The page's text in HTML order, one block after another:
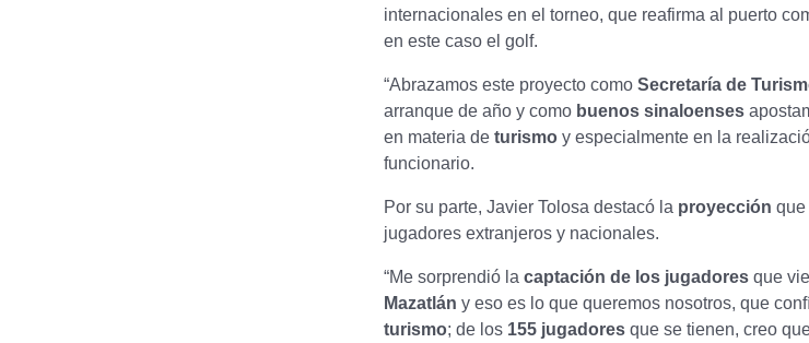
internacionales en el torneo, que reafirma al puerto
en este caso el golf.
“Abrazamos este proyecto como Secretaría de
arranque de año y como buenos sinaloenses
en materia de turismo y especialmente en la
funcionario.
Por su parte, Javier Tolosa destacó la proyección que
jugadores extranjeros y nacionales.
“Me sorprendió la captación de los jugadores que
Mazatlán y eso es lo que queremos nosotros, que
turismo; de los 155 jugadores que se tienen, creo